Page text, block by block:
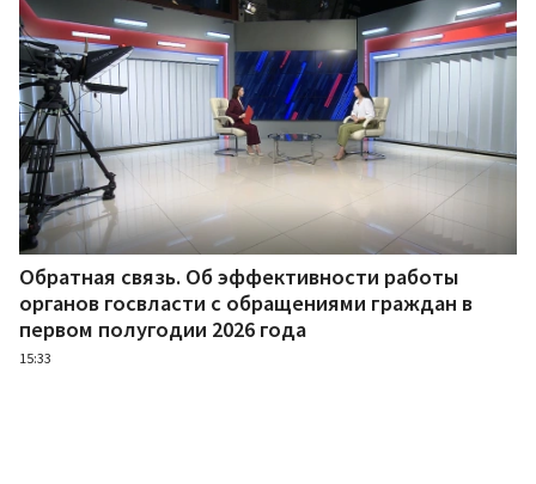
Обратная связь. Об эффективности работы
органов госвласти с обращениями граждан в
первом полугодии 2026 года
15:33